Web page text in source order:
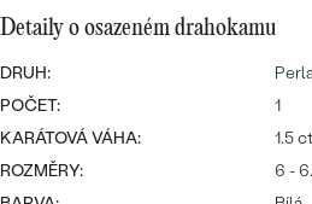
SYMBOLICKÉ
MINIMALISTICKÉ
PODLE PŘÍLEŽITOSTI
PODLE BARVY
Detaily o osazeném drahokamu
DRUH:
POČET:
1
KARÁTOVÁ VÁHA:
1.5 ct
ROZMĚRY:
6 -